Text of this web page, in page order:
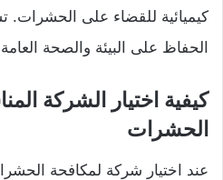
كيميائية للقضاء على الحشرات.
الحفاظ على البيئة والصحة
كيفية اختيار الشركة
الحشرات
عند اختيار شركة لمكافحة